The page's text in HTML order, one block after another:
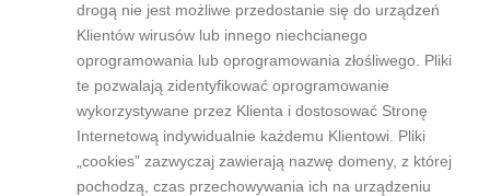
drogą nie jest możliwe przedostanie się do urządzeń
Klientów wirusów lub innego niechcianego
oprogramowania lub oprogramowania złośliwego. Pliki
te pozwalają zidentyfikować oprogramowanie
wykorzystywane przez Klienta i dostosować Stronę
Internetową indywidualnie każdemu Klientowi. Pliki
„cookies” zazwyczaj zawierają nazwę domeny, z której
pochodzą, czas przechowywania ich na urządzeniu